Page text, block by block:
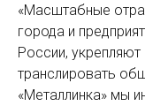
«Масштабные
города и
России,
транслировать
«Металлинка» мы